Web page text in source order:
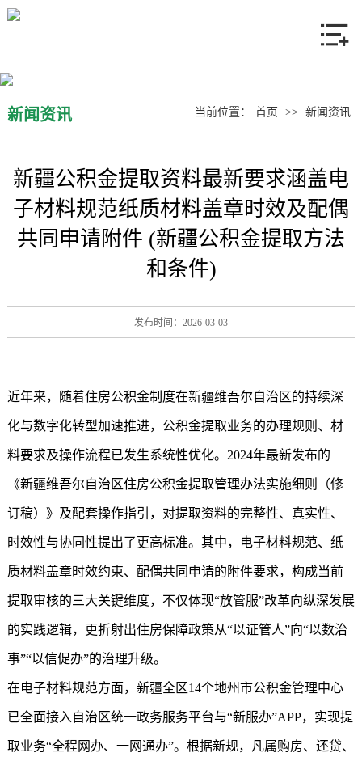
产品中心
联系我们
新闻资讯 当前位置： 首页 >> 新闻资讯
新疆公积金提取资料最新要求涵盖电
子材料规范纸质材料盖章时效及配偶
共同申请附件 (新疆公积金提取方法
和条件)
发布时间：2026-03-03
近年来，随着住房公积金制度在新疆维吾尔自治区的持续深
化与数字化转型加速推进，公积金提取业务的办理规则、材
料要求及操作流程已发生系统性优化。2024年最新发布的
《新疆维吾尔自治区住房公积金提取管理办法实施细则（修
订稿）》及配套操作指引，对提取资料的完整性、真实性、
时效性与协同性提出了更高标准。其中，电子材料规范、纸
质材料盖章时效约束、配偶共同申请的附件要求，构成当前
提取审核的三大关键维度，不仅体现“放管服”改革向纵深发展
的实践逻辑，更折射出住房保障政策从“以证管人”向“以数治
事”“以信促办”的治理升级。
在电子材料规范方面，新疆全区14个地州市公积金管理中心
已全面接入自治区统一政务服务平台与“新服办”APP，实现提
取业务“全程网办、一网通办”。根据新规，凡属购房、还贷、